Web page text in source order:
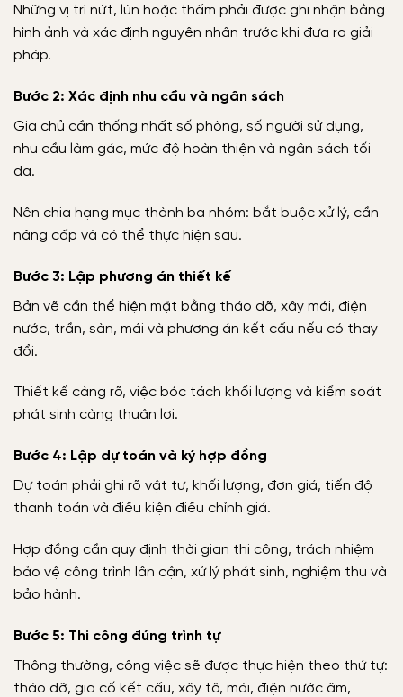
Những vị trí nứt, lún hoặc thấm phải được ghi nhận bằng
hình ảnh và xác định nguyên nhân trước khi đưa ra giải
pháp.
Bước 2: Xác định nhu cầu và ngân sách
Gia chủ cần thống nhất số phòng, số người sử dụng,
nhu cầu làm gác, mức độ hoàn thiện và ngân sách tối
đa.
Nên chia hạng mục thành ba nhóm: bắt buộc xử lý, cần
nâng cấp và có thể thực hiện sau.
Bước 3: Lập phương án thiết kế
Bản vẽ cần thể hiện mặt bằng tháo dỡ, xây mới, điện
nước, trần, sàn, mái và phương án kết cấu nếu có thay
đổi.
Thiết kế càng rõ, việc bóc tách khối lượng và kiểm soát
phát sinh càng thuận lợi.
Bước 4: Lập dự toán và ký hợp đồng
Dự toán phải ghi rõ vật tư, khối lượng, đơn giá, tiến độ
thanh toán và điều kiện điều chỉnh giá.
Hợp đồng cần quy định thời gian thi công, trách nhiệm
bảo vệ công trình lân cận, xử lý phát sinh, nghiệm thu và
bảo hành.
Bước 5: Thi công đúng trình tự
Thông thường, công việc sẽ được thực hiện theo thứ tự:
tháo dỡ, gia cố kết cấu, xây tô, mái, điện nước âm,